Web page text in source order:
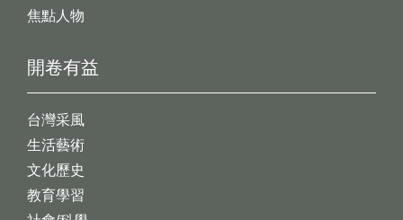
開卷有益
台灣采風
生活藝術
文化歷史
教育學習
焦點人物